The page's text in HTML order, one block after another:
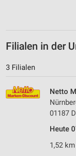
Filialen in der
3 Filialen
Netto
01187
Heute
1,52